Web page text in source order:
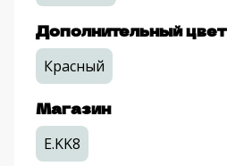
Дополнительный цвет
Красный
Магазин
E.KK8